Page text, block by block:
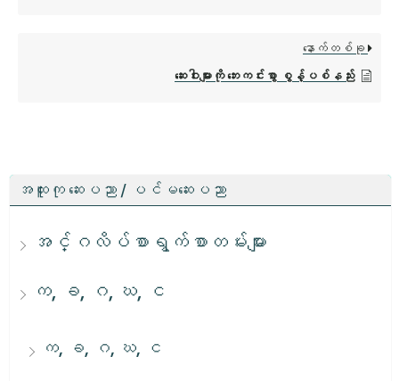
အထူးကု ဆေးပညာ / ပင်မဆေးပညာ
အင်္ဂလိပ်စာရွက်စာတမ်းများ
က, ခ, ဂ, ဃ, င
က, ခ, ဂ, ဃ, င
နောက်တစ်ခု
ဆေးဝါးများကို ဘေးကင်းစွာ စွန့်ပစ်နည်း